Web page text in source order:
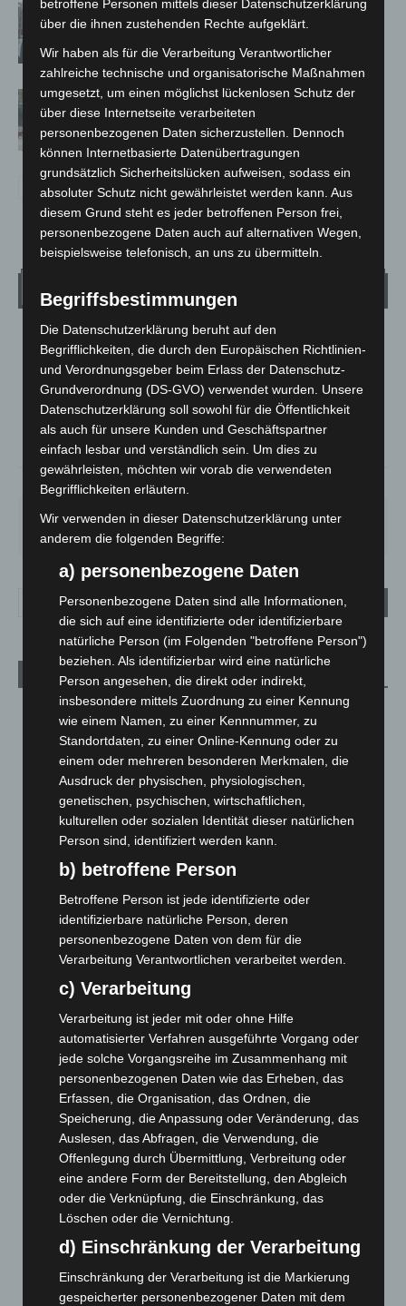
Celle: Mensch stirbt bei Bagger-Unfall
auf Baustelle
Gasleitung bei McDonald’s-Umbau in
Langenhagen beschädigt
LANGENHAGEN
Klarer Himmel
20.9° 21.6°
20.5°
51%
SA.
21°
SO.
34°
MO.
29°
DI. MI.
Aktuelle Beiträge
Kunst trifft Weingenuss: Barbara-Susann Mehring zeigt ihre
Werke im Jacques’ Wein-Depot Isernhagen
8. August 2026
A2: Zweite Turbobaustelle startet zwischen Hannover-West
und Bothfeld
8. August 2026
Niedersachsen: Feuerwehrkräfte kehren nach
Waldbrandeinsatz aus Spanien zurück
7. August 2026
Hannover: Erste Tigermücken-Population in Niedersachsen
entdeckt
Region Hannover: 21 neue Notfallsanitäter starten beim
Roten Kreuz
5. August 2026
Mann läuft mit Hockeyschläger über A7 – Polizei sucht
Zeugen
5. August 2026
Celle: Mensch stirbt bei Bagger-Unfall auf Baustelle
5. August 2026
betroffene Personen mittels dieser Datenschutzerklärung
über die ihnen zustehenden Rechte aufgeklärt.
Wir haben als für die Verarbeitung Verantwortlicher
zahlreiche technische und organisatorische Maßnahmen
umgesetzt, um einen möglichst lückenlosen Schutz der
über diese Internetseite verarbeiteten
personenbezogenen Daten sicherzustellen. Dennoch
können Internetbasierte Datenübertragungen
grundsätzlich Sicherheitslücken aufweisen, sodass ein
absoluter Schutz nicht gewährleistet werden kann. Aus
diesem Grund steht es jeder betroffenen Person frei,
personenbezogene Daten auch auf alternativen Wegen,
beispielsweise telefonisch, an uns zu übermitteln.
Begriffsbestimmungen
Die Datenschutzerklärung beruht auf den
Begrifflichkeiten, die durch den Europäischen Richtlinien-
und Verordnungsgeber beim Erlass der Datenschutz-
Grundverordnung (DS-GVO) verwendet wurden. Unsere
Datenschutzerklärung soll sowohl für die Öffentlichkeit
als auch für unsere Kunden und Geschäftspartner
einfach lesbar und verständlich sein. Um dies zu
gewährleisten, möchten wir vorab die verwendeten
Begrifflichkeiten erläutern.
Wir verwenden in dieser Datenschutzerklärung unter
anderem die folgenden Begriffe:
a) personenbezogene Daten
Personenbezogene Daten sind alle Informationen,
die sich auf eine identifizierte oder identifizierbare
natürliche Person (im Folgenden "betroffene Person")
beziehen. Als identifizierbar wird eine natürliche
Person angesehen, die direkt oder indirekt,
insbesondere mittels Zuordnung zu einer Kennung
wie einem Namen, zu einer Kennnummer, zu
Standortdaten, zu einer Online-Kennung oder zu
einem oder mehreren besonderen Merkmalen, die
Ausdruck der physischen, physiologischen,
genetischen, psychischen, wirtschaftlichen,
kulturellen oder sozialen Identität dieser natürlichen
Person sind, identifiziert werden kann.
b) betroffene Person
Betroffene Person ist jede identifizierte oder
identifizierbare natürliche Person, deren
personenbezogene Daten von dem für die
Verarbeitung Verantwortlichen verarbeitet werden.
c) Verarbeitung
Verarbeitung ist jeder mit oder ohne Hilfe
automatisierter Verfahren ausgeführte Vorgang oder
jede solche Vorgangsreihe im Zusammenhang mit
personenbezogenen Daten wie das Erheben, das
Erfassen, die Organisation, das Ordnen, die
Speicherung, die Anpassung oder Veränderung, das
Auslesen, das Abfragen, die Verwendung, die
Offenlegung durch Übermittlung, Verbreitung oder
eine andere Form der Bereitstellung, den Abgleich
oder die Verknüpfung, die Einschränkung, das
Löschen oder die Vernichtung.
d) Einschränkung der Verarbeitung
Einschränkung der Verarbeitung ist die Markierung
gespeicherter personenbezogener Daten mit dem